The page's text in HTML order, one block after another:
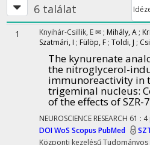
6 találat
1 Knyihár-Csillik, E ✉ ; Mihály, A ;
Szatmári, I ; Fülöp, F ; Toldi, J ;
The kynurenate
the nitroglycerol-
immunoreactivity in
trigeminal nucleus:
of the effects of
NEUROSCIENCE RESEARCH 61 : 4
DOIWoS Scopus PubMed
Központi kezelésűTudományos